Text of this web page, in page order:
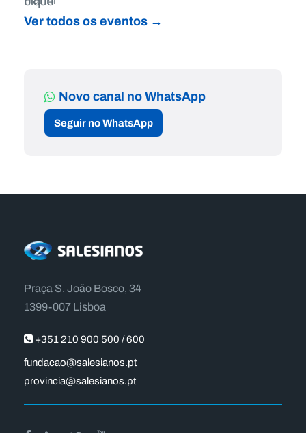
Ver todos os eventos →
Novo canal no WhatsApp
Seguir no WhatsApp
Praça S. João Bosco, 34
1399-007 Lisboa
+351 210 900 500 / 600
fundacao@salesianos.pt
provincia@salesianos.pt